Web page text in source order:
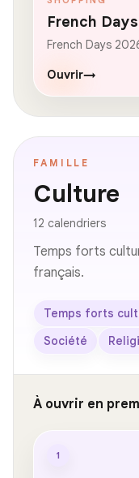
French Days
French Days
Ouvrir→
FAMILLE
Culture
12 calendriers
Temps forts
français.
Temps forts
Société
À ouvrir en
1